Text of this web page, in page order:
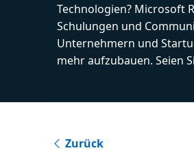
Technologien? Microsoft
Schulungen und
Unternehmern und
mehr aufzubauen. Seien
Zurück